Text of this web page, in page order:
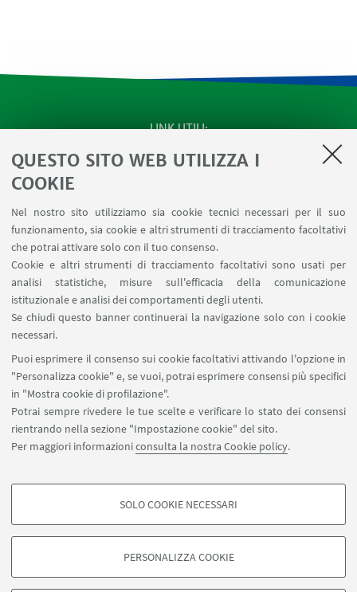
QUESTO SITO WEB UTILIZZA I
COOKIE
Nel nostro sito utilizziamo sia cookie tecnici necessari per il suo
funzionamento, sia cookie e altri strumenti di tracciamento facoltativi
che potrai attivare solo con il tuo consenso.
Cookie e altri strumenti di tracciamento facoltativi sono usati per
analisi statistiche, misure sull'efficacia della comunicazione
istituzionale e analisi dei comportamenti degli utenti.
Se chiudi questo banner continuerai la navigazione solo con i cookie
necessari.
Puoi esprimere il consenso sui cookie facoltativi attivando l'opzione in
"Personalizza cookie" e, se vuoi, potrai esprimere consensi più specifici
in "Mostra cookie di profilazione".
Potrai sempre rivedere le tue scelte e verificare lo stato dei consensi
rientrando nella sezione "Impostazione cookie" del sito.
Per maggiori informazioniconsulta la nostra Cookie policy.
COOKIE DI PROFILAZIONE - FACOLTATIVI
degli utenti, creare profili in base al loro comportamento sul sito, per analisi
di marketing.
SOLO COOKIE NECESSARI
PERSONALIZZA COOKIE
LINK UTILI
SEMINARI del Dipartimento
MAT info - Informazioni per gli afferenti al Dipartimento
SERVIZI ONLINE interni
Carta dei servizi
SEGUI IL DIPARTIMENTO SU:
SEGUI UNIBO SU:
APP:
©Copyright 2026 - ALMA MATER STUDIORUM - Università di
Bologna - Via Zamboni, 33 - 40126 Bologna - PI: 01131710376 - CF:
80007010376